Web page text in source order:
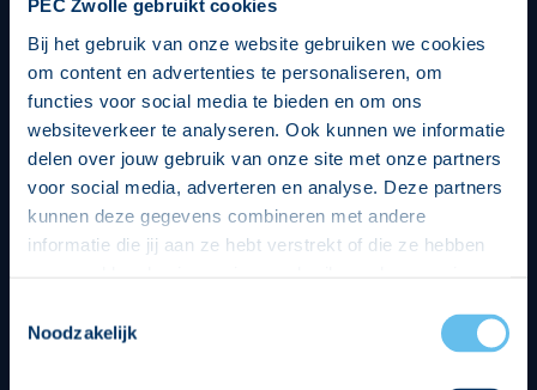
PEC Zwolle gebruikt cookies
Bij het gebruik van onze website gebruiken we cookies
om content en advertenties te personaliseren, om
functies voor social media te bieden en om ons
websiteverkeer te analyseren. Ook kunnen we informatie
delen over jouw gebruik van onze site met onze partners
voor social media, adverteren en analyse. Deze partners
kunnen deze gegevens combineren met andere
informatie die jij aan ze hebt verstrekt of die ze hebben
op een veilige en integere wijze. Je kunt je toestemming
beheren op de privacy- en cookieverklaring pagina.
Noodzakelijk